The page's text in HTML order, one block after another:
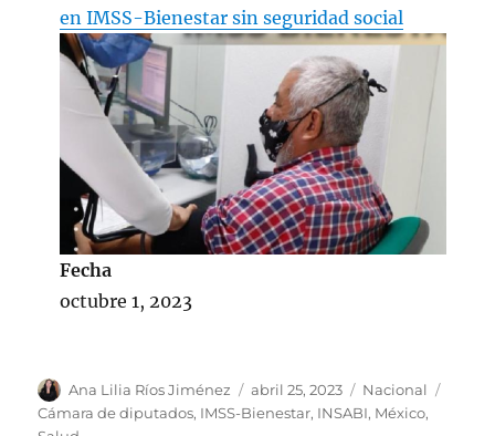
en IMSS-Bienestar sin seguridad social
Fecha
octubre 1, 2023
A
u
Ana Lilia Ríos Jiménez
P
u
abril 25, 2023
C
a
Nacional
Cámara de diputados, IMSS-Bienestar, INSABI, México,